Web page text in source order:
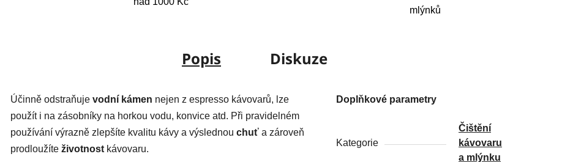
mlýnků
Popis Diskuze
Účinně odstraňuje vodní kámen nejen z espresso kávovarů, lze
použít i na zásobníky na horkou vodu, konvice atd. Při pravidelném
používání výrazně zlepšíte kvalitu kávy a výslednou chuť a zároveň
prodloužíte životnost kávovaru.
Doplňkové parametry
Kategorie
Čištění
kávovaru
a mlýnku